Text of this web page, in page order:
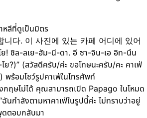
หลีที่ดูเป็นมิตร
니다. 이 사진에 있는 카페 어디에 있어
! ชิล-ลเย-ฮัม-นี-ดา. อี ซา-จิน-เอ อิท-นึน
?)” (สวัสดีครับ/ค่ะ ขอโทษนะครับ/คะ คาเฟ่
พร้อมโชว์รูปคาเฟ่ในโทรศัพท์
กฤษไม่ได้ คุณสามารถเปิด Papago ในโหมด
นกำลังตามหาคาเฟ่ในรูปนี้ค่ะ ไม่ทราบว่าอยู่
ดตอบกลับมา